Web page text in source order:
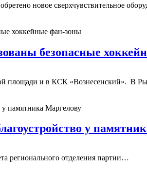
новое сверхчувствительное
безопасные
площади и в КСК «Вознесенский». В
у
регионального отделения партии…